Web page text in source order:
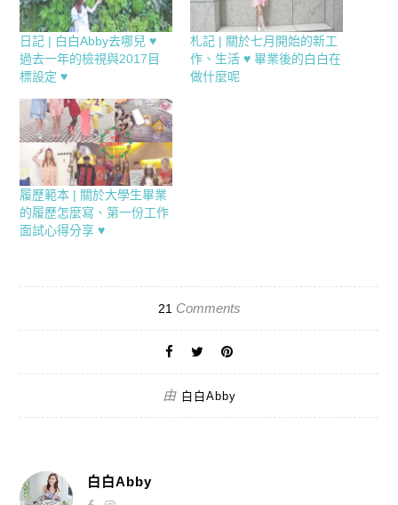
日記 | 白白Abby去哪兒 ♥
過去一年的檢視與2017目
標設定 ♥
札記 | 關於七月開始的新工
作、生活 ♥ 畢業後的白白在
做什麼呢
履歷範本 | 關於大學生畢業
的履歷怎麼寫、第一份工作
面試心得分享 ♥
21 Comments
由 白白Abby
白白Abby